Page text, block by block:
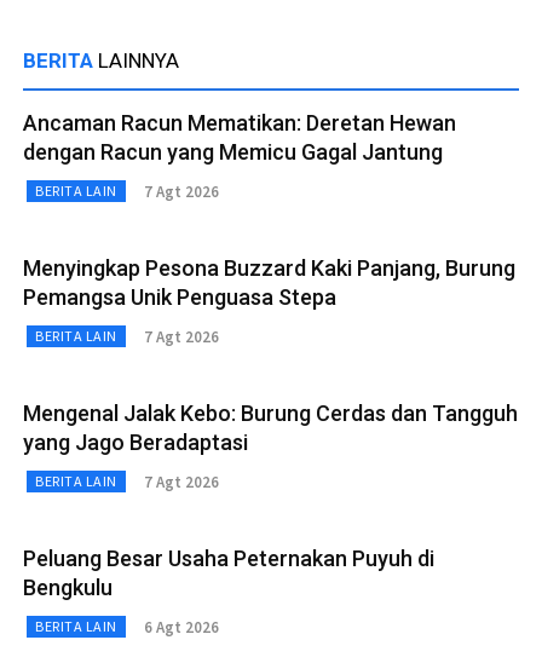
BERITA LAINNYA
Ancaman Racun Mematikan: Deretan Hewan
dengan Racun yang Memicu Gagal Jantung
BERITA LAIN 7 Agt 2026
Menyingkap Pesona Buzzard Kaki Panjang, Burung
Pemangsa Unik Penguasa Stepa
BERITA LAIN 7 Agt 2026
Mengenal Jalak Kebo: Burung Cerdas dan Tangguh
yang Jago Beradaptasi
BERITA LAIN 7 Agt 2026
Peluang Besar Usaha Peternakan Puyuh di
Bengkulu
BERITA LAIN 6 Agt 2026